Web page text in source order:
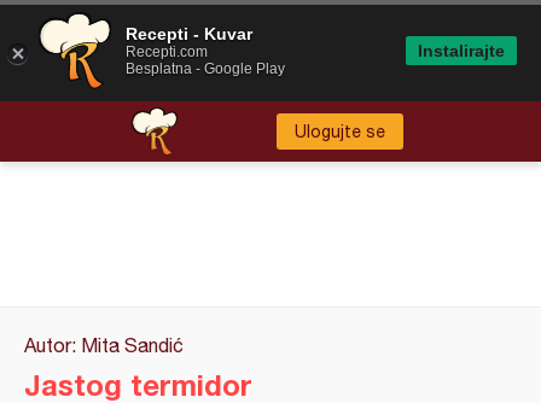
Ulogujte se
Autor: Mita Sandić
Jastog termidor
Recepti - Kuvar
Recepti.com
Besplatna - Google Play
Instalirajte